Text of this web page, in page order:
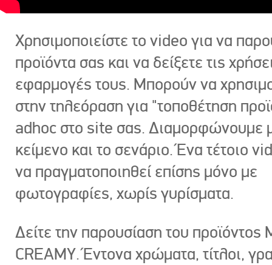
Χρησιμοποιείστε το video για να
προϊόντα σας και να δείξετε τις
εφαρμογές τους. Μπορούν να
στην τηλεόραση για "τοποθέτηση
adhoc στο site σας. Διαμορφώνουμε
κείμενο και το σενάριο. Ένα τέτοιο
να πραγματοποιηθεί επίσης μόνο με
φωτογραφίες, χωρίς γυρίσματα.
Δείτε την παρουσίαση του προϊόντος
CREAMY. Έντονα χρώματα, τίτλοι,